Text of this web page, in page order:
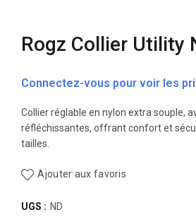
Rogz Collier Utility
Connectez-vous pour voir les
Collier réglable en nylon extra souple,
réfléchissantes, offrant confort et
tailles.
Ajouter aux favoris
UGS : ND